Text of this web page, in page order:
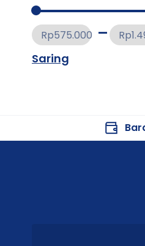
Saring
Rp575.000